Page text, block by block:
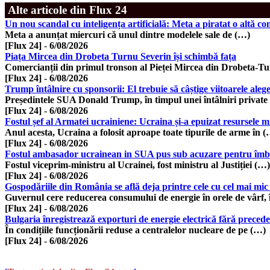
Alte articole din Flux 24
Un nou scandal cu inteligența artificială: Meta a piratat o altă
Meta a anunțat miercuri că unul dintre modelele sale de (…)
[Flux 24] - 6/08/2026
Piața Mircea din Drobeta Turnu Severin își schimbă fața
Comercianții din primul tronson al Pieței Mircea din Drobeta-
[Flux 24] - 6/08/2026
Trump întâlnire cu sponsorii: El trebuie să câștige viitoarele
Președintele SUA Donald Trump, în timpul unei întâlniri
[Flux 24] - 6/08/2026
Fostul șef al Armatei ucrainiene: Ucraina și-a epuizat resursele
Anul acesta, Ucraina a folosit aproape toate tipurile de arme în
[Flux 24] - 6/08/2026
Fostul ambasador ucrainean in SUA pus sub acuzare pentru
Fostul viceprim-ministru al Ucrainei, fost ministru al Justiției (…)
[Flux 24] - 6/08/2026
Gospodăriile din România se află deja printre cele cu cel mai
Guvernul cere reducerea consumului de energie în orele de
[Flux 24] - 6/08/2026
Bulgaria înregistrează exporturi de energie electrică fără
În condițiile funcționării reduse a centralelor nucleare de pe (…)
[Flux 24] - 6/08/2026